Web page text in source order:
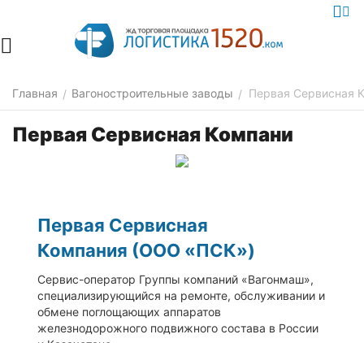
Главная / Вагоностроительные заводы / Первая Сервисная
Первая Сервисная Компани
Первая Сервисная
Компания (ООО «ПСК»)
Сервис-оператор Группы компаний «Вагонмаш»,
специализирующийся на ремонте, обслуживании и
обмене поглощающих аппаратов
железнодорожного подвижного состава в России